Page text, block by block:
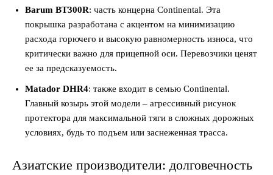
Barum BT300R: часть концерна Continental. Эта
покрышка разработана с акцентом на минимизацию
расхода горючего и высокую равномерность износа, что
критически важно для прицепной оси. Перевозчики ценят
ее за предсказуемость.
Matador DHR4: также входит в семью Continental.
Главный козырь этой модели – агрессивный рисунок
протектора для максимальной тяги в сложных дорожных
условиях, будь то подъем или заснеженная трасса.
Азиатские производители: долговечность